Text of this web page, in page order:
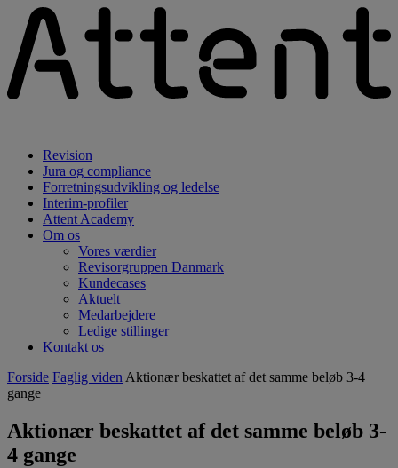
Revision
Jura og compliance
Forretningsudvikling og ledelse
Interim-profiler
Attent Academy
Om os
Vores værdier
Revisorgruppen Danmark
Kundecases
Aktuelt
Medarbejdere
Ledige stillinger
Kontakt os
Forside Faglig viden Aktionær beskattet af det samme beløb 3-4
gange
Aktionær beskattet af det samme beløb 3-
4 gange